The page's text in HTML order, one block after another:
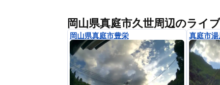
岡山県真庭市久世周辺のライ
岡山県真庭市豊栄 真庭市